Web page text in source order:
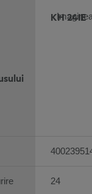
KH 24IE
24